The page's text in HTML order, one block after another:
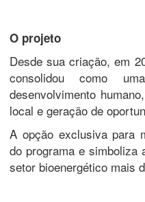
O projeto
Desde sua criação, em
consolidou como
desenvolvimento
local e geração de
A opção exclusiva para
do programa e simboliza
setor bioenergético mais